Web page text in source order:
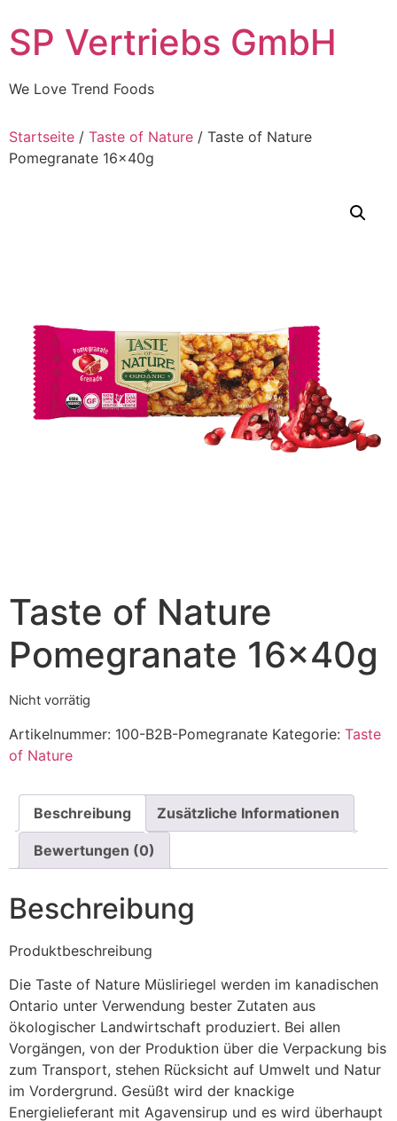
to
content
SP Vertriebs GmbH
We Love Trend Foods
Startseite / Taste of Nature / Taste of Nature
Pomegranate 16x40g
Taste of Nature
Pomegranate 16x40g
Nicht vorrätig
Artikelnummer: 100-B2B-Pomegranate Kategorie: Taste
of Nature
Beschreibung Zusätzliche Informationen
Bewertungen (0)
Beschreibung
Produktbeschreibung
Die Taste of Nature Müsliriegel werden im kanadischen
Ontario unter Verwendung bester Zutaten aus
ökologischer Landwirtschaft produziert. Bei allen
Vorgängen, von der Produktion über die Verpackung bis
zum Transport, stehen Rücksicht auf Umwelt und Natur
im Vordergrund. Gesüßt wird der knackige
Energielieferant mit Agavensirup und es wird überhaupt